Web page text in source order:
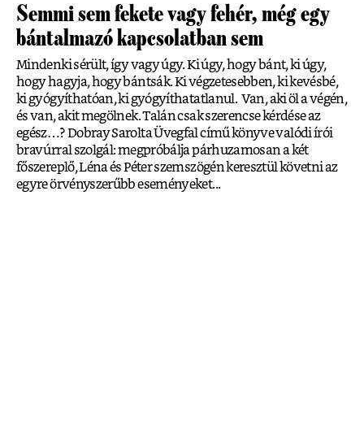
Semmi sem fekete vagy fehér, még egy
bántalmazó kapcsolatban sem
Mindenki sérült, így vagy úgy. Ki úgy, hogy bánt, ki úgy,
hogy hagyja, hogy bántsák. Ki végzetesebben, ki kevésbé,
ki gyógyíthatóan, ki gyógyíthatatlanul. Van, aki öl a végén,
és van, akit megölnek. Talán csak szerencse kérdése az
egész…? Dobray Sarolta Üvegfal című könyve valódi írói
bravúrral szolgál: megpróbálja párhuzamosan a két
főszereplő, Léna és Péter szemszögén keresztül követni az
egyre örvényszerűbb eseményeket...